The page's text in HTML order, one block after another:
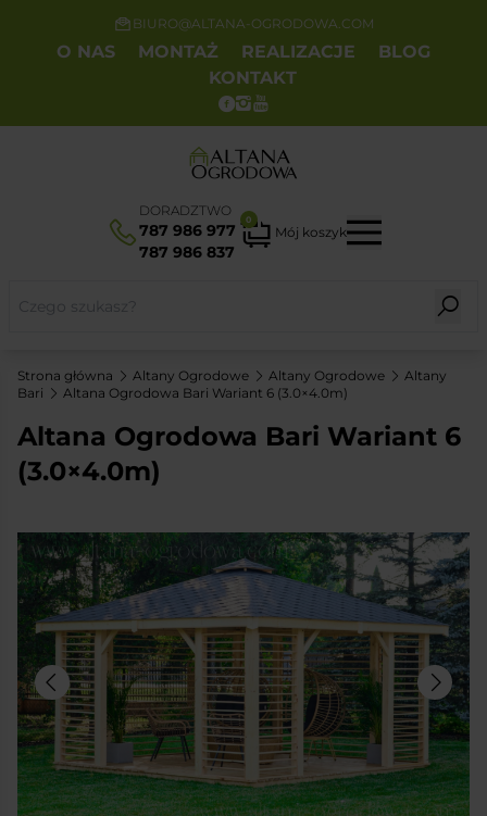
BIURO@ALTANA-OGRODOWA.COM
O NAS MONTAŻ REALIZACJE
BLOG
KONTAKT
DORADZTWO
787 986 977
787 986 837
0
Mój koszyk
Strona główna Altany Ogrodowe Altany Ogrodowe
Altany
Bari
Altana Ogrodowa Bari Wariant 6 (3.0×4.0m)
Altana Ogrodowa Bari Wariant 6
(3.0×4.0m)